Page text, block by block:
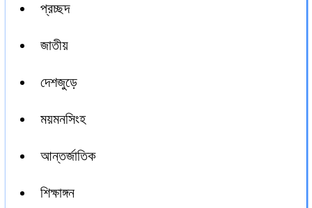
প্রচ্ছদ
জাতীয়
দেশজুড়ে
ময়মনসিংহ
আন্তর্জাতিক
শিক্ষাঙ্গন